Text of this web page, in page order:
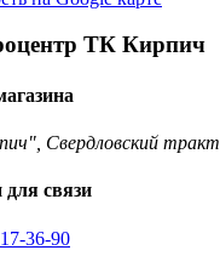
ТК Кирпич
Свердловский
для связи
36-90